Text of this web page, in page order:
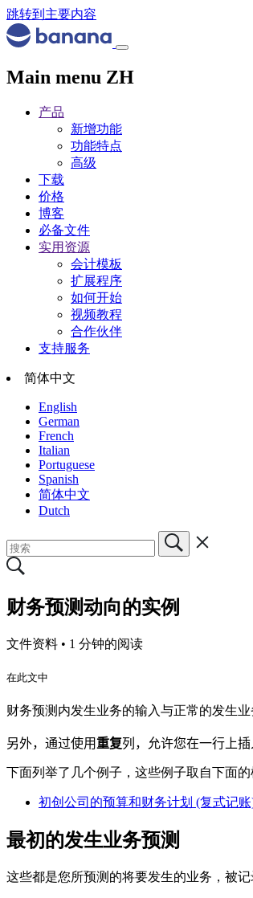
跳转到主要内容
Main menu ZH
产品
新增功能
功能特点
高级
下载
价格
博客
必备文件
实用资源
会计模板
扩展程序
如何开始
视频教程
合作伙伴
支持服务
简体中文
English
German
French
Italian
Portuguese
Spanish
简体中文
Dutch
财务预测动向的实例
文件资料 • 1 分钟的阅读
在此文中
财务预测内发生业务的输入与正常的发生
另外，通过使用 重复列，允许您在一行上插
下面列举了几个例子，这些例子取自下面
初创公司的预算和财务计划 (复式记
最初的发生业务预测
这些都是您所预测的将要发生的业务，被记